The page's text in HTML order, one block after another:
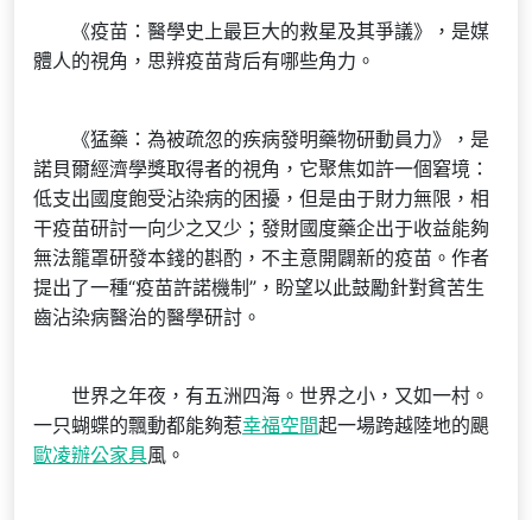
《疫苗：醫學史上最巨大的救星及其爭議》，是媒
體人的視角，思辨疫苗背后有哪些角力。
《猛藥：為被疏忽的疾病發明藥物研動員力》，是
諾貝爾經濟學獎取得者的視角，它聚焦如許一個窘境：
低支出國度飽受沾染病的困擾，但是由于財力無限，相
干疫苗研討一向少之又少；發財國度藥企出于收益能夠
無法籠罩研發本錢的斟酌，不主意開闢新的疫苗。作者
提出了一種“疫苗許諾機制”，盼望以此鼓勵針對貧苦生
齒沾染病醫治的醫學研討。
世界之年夜，有五洲四海。世界之小，又如一村。
一只蝴蝶的飄動都能夠惹幸福空間起一場跨越陸地的颶
歐凌辦公家具風。